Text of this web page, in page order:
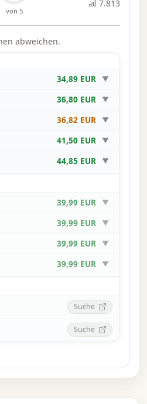
hergestellten Gütern).
Bauplänen und
Fantastic Factories
und viel
Spieler mit jedem Spiel
–
Für Fantastic
eine große Sammlung
zu erstellen. Diese
sich im BGG Play-By-
von 5
7.813
abweichen.
34,89 EUR ▼
36,80 EUR ▼
36,82 EUR ▼
41,50 EUR ▼
44,85 EUR ▼
39,99 EUR ▼
39,99 EUR ▼
39,99 EUR ▼
39,99 EUR ▼
Suche
Suche